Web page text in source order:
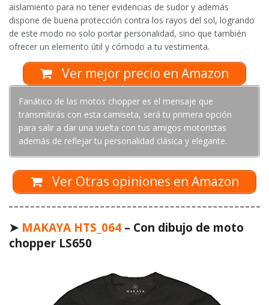
aislamiento para no tener evidencias de sudor y además
dispone de buena protección contra los rayos del sol, logrando
de este modo no solo portar personalidad, sino que también
ofrecer un elemento útil y cómodo a tu vestimenta.
Ver mejor precio en Amazon
Fanático de las motos chopper es el mensaje que
transmitirás con esta camiseta, será tu primera opción
para salir a dar una vuelta con tus amigos motoristas
además de reflejar tu personalidad clásica y elegante.
Ver Otras opiniones en Amazon
➤ MAKAYA HTS_064 – Con dibujo de moto
chopper LS650